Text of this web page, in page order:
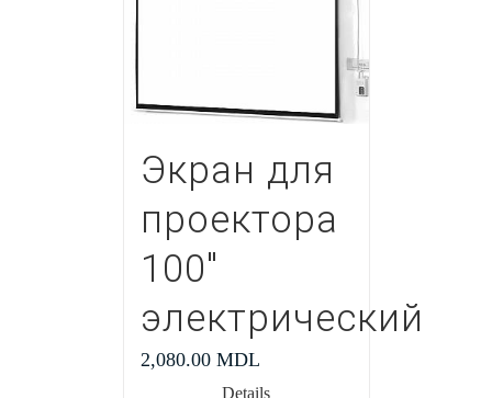
Экран для
проектора
100″
электрический
2,080.00 MDL
Details